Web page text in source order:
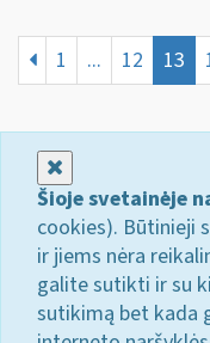
1 ... 12 13
Šioje svetainėje
cookies). Būtinieji
ir jiems nėra
galite sutikti ir su
sutikimą bet kada